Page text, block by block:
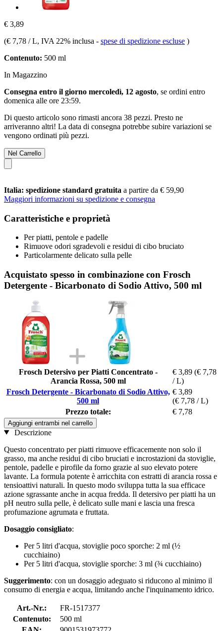
€ 3,89
(€ 7,78 / L, IVA 22% inclusa - spese di spedizione escluse )
Contenuto: 500 ml
In Magazzino
Consegna entro il giorno mercoledì, 12 agosto, se ordini entro
domenica alle ore 23:59.
Di questo articolo sono rimasti ancora 38 pezzi. Presto ne
arriveranno altri! La data di consegna potrebbe subire variazioni se
vengono ordinati più pezzi.
Nel Carrello
Italia: spedizione standard gratuita a partire da € 59,90
Maggiori informazioni su spedizione e consegna
Caratteristiche e proprietà
Per piatti, pentole e padelle
Rimuove odori sgradevoli e residui di cibo bruciato
Particolarmente delicato sulla pelle
Acquistato spesso in combinazione con Frosch
Detergente - Bicarbonato di Sodio Attivo, 500 ml
Frosch Detersivo per Piatti Concentrato -
Arancia Rossa, 500 ml
€ 3,89 (€ 7,78
/ L)
Frosch Detergente - Bicarbonato di Sodio Attivo,
500 ml
€ 3,89
(€ 7,78 / L)
Prezzo totale:
€ 7,78
Aggiungi entrambi nel carrello
Descrizione
Questo concentrato per piatti rimuove efficacemente non solo il
grasso, ma anche residui di cibo bruciati e incrostazioni da stoviglie,
pentole, padelle e pirofile da forno grazie al suo elevato potere
lavante. La formula potente è arricchita con estratti di arancia rossa e
tensioattivi naturali. In questo modo sviluppa tutta la sua efficace
azione sgrassante anche in acqua fredda. Il detersivo per piatti ha un
pH neutro sulla pelle, è delicato sulle mani e lascia una fresca
profumazione agrumata e fruttata.
Dosaggio consigliato:
Per 5 litri d'acqua, stoviglie poco sporche: 2 ml (½
cucchiaino)
Per 5 litri d'acqua, stoviglie sporche: 3 ml (¾ cucchiaino)
Suggerimento: con un dosaggio adeguato si riducono al minimo il
consumo di energia e acqua, limitando anche l'inquinamento idrico.
Art.-Nr.:
FR-1517377
Contenuto:
500 ml